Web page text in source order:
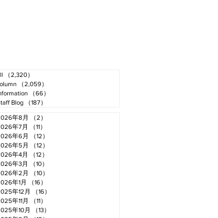
（2,320）
（2,059）
（66）
Blog
（187）
年8月 （2）
年7月
（11）
年6月
（12）
年5月
（12）
年4月
（12）
年3月
（10）
年2月
（10）
年1月
（16）
年12月
（16）
年11月
（11）
年10月
（13）